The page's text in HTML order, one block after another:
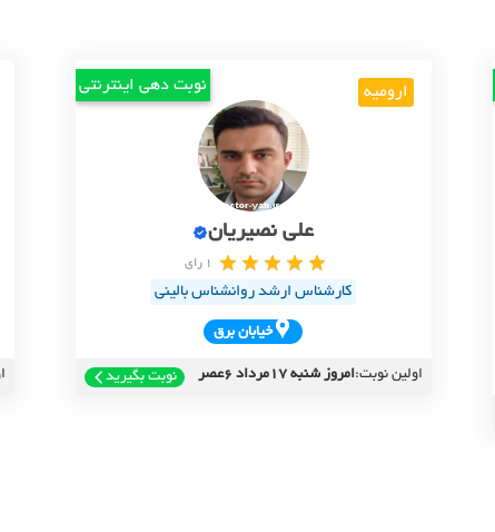
ارومیه نوبت دهی اینترنتی
علی نصیریان
1 رای
کارشناس ارشد روانشناس بالینی
خيابان برق
اولین نوبت:امروز شنبه 17مرداد 6عصر نوبت بگیرید